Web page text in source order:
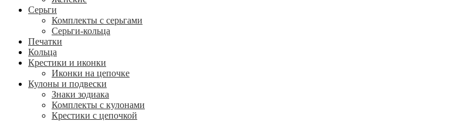
Серьги
Комплекты с серьгами
Серьги-кольца
Печатки
Кольца
Крестики и иконки
Иконки на цепочке
Кулоны и подвески
Знаки зодиака
Комплекты с кулонами
Крестики с цепочкой